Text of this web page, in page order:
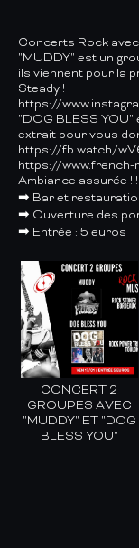
Concerts Rock
"MUDDY" est un
ils viennent pour la
Steady !
https://
"DOG BLESS
extrait pour vous
https://fb.watch/
https://
Ambiance assurée !!!
➡ Bar et
➡ Ouverture des
➡ Entrée : 5 euros
CONCERT 2
GROUPES AVEC
"MUDDY" ET "DOG
BLESS YOU"